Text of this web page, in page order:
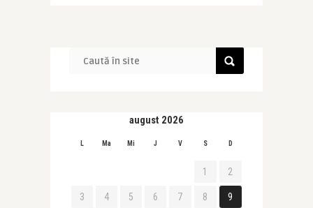
august 2026
L Ma Mi J V S D
1 2
3 4 5 6 7 8 9